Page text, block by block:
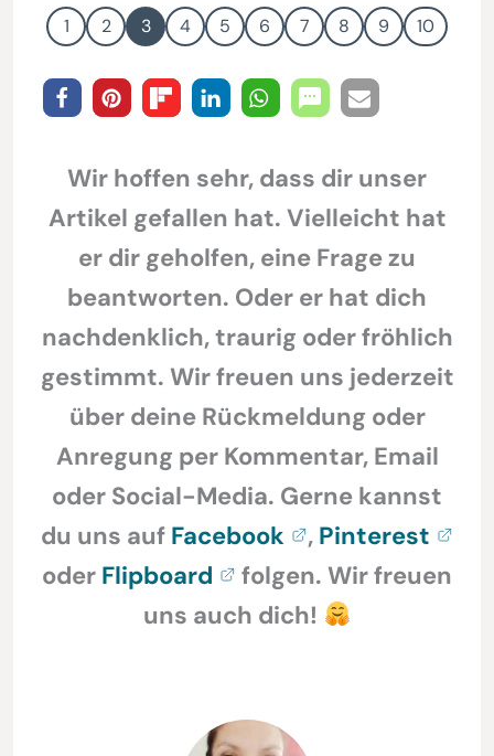
1 2 3 4 5 6 7 8 9 10
Wir hoffen sehr, dass dir unser
Artikel gefallen hat. Vielleicht hat
er dir geholfen, eine Frage zu
beantworten. Oder er hat dich
nachdenklich, traurig oder fröhlich
gestimmt. Wir freuen uns jederzeit
über deine Rückmeldung oder
Anregung per Kommentar, Email
oder Social-Media. Gerne kannst
du uns auf Facebook , Pinterest
oder Flipboard
folgen. Wir freuen
uns auch dich!